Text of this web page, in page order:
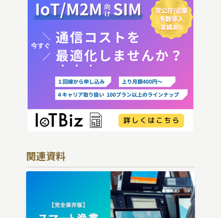
関連資料